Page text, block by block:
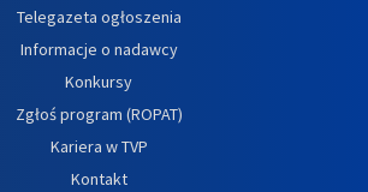
Telegazeta ogłoszenia
Informacje o nadawcy
Konkursy
Zgłoś program (ROPAT)
Kariera w TVP
Kontakt